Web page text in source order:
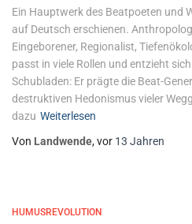
Ein Hauptwerk des Beatpoeten und
auf Deutsch erschienen.
Eingeborener, Regionalist,
passt in viele Rollen und entzieht
Schubladen: Er prägte die Beat-
destruktiven Hedonismus vieler
dazu Weiterlesen
Von Landwende, vor 13 Jahren
HUMUSREVOLUTION